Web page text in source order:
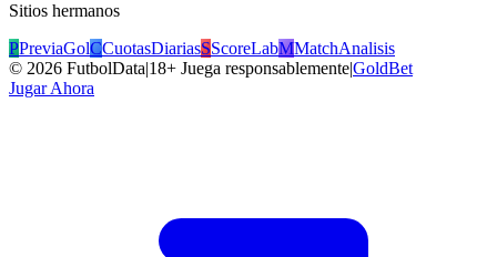
Sitios hermanos
PPreviaGolCCuotasDiariasSScoreLabMMatchAnalisis
© 2026 FutbolData|18+ Juega responsablemente|GoldBet
Jugar Ahora